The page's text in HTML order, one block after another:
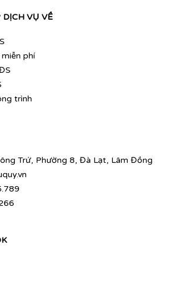
DỊCH VỤ VỀ
phí
trình
Trứ, Phường 8, Đà Lạt, Lâm Đồng